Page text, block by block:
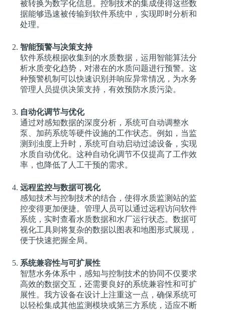
被转换为数字化信息。控制技术的集成使得这些数
据能够迅速被传输到软件系统中，实现即时分析和
处理。
智能预警与决策支持
软件系统根据收集到的水质数据，运用智能算法分
析水质变化趋势，对潜在的水质问题进行预警。这
种预警机制可以快速识别并响应异常情况，为水务
管理人员提供决策支持，有效预防水质污染。
自动化调节与优化
通过对感知数据的深度分析，系统可自动调整水
泵、加药系统等硬件设施的工作状态。例如，当监
测到浊度上升时，系统可自动启动过滤设备，实现
水质自动优化。这种自动化调节不仅提高了工作效
率，也降低了人工干预的需求。
远程监控与数据可视化
感知技术与控制技术的结合，使得水质监测站的监
控变得更加便捷。管理人员可以通过远程访问软件
系统，实时查看水质数据和水厂运行状态。数据可
视化工具则将复杂的数据以图表和地图形式展现，
便于快速把握全局。
系统兼容性与可扩展性
智慧水务体系中，感知与控制技术的协同不仅要求
高效的数据交互，还需要良好的系统兼容性和可扩
展性。我方设备在设计上注重这一点，确保系统可
以轻松集成其他监测模块或第三方系统，适应不断